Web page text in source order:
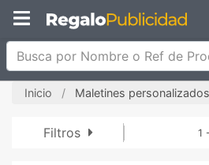
Busca por Nombre o Ref de
Inicio Maletines personalizados
Filtros 1